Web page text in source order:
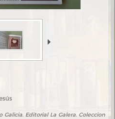
Editorial La Galera. Coleccion